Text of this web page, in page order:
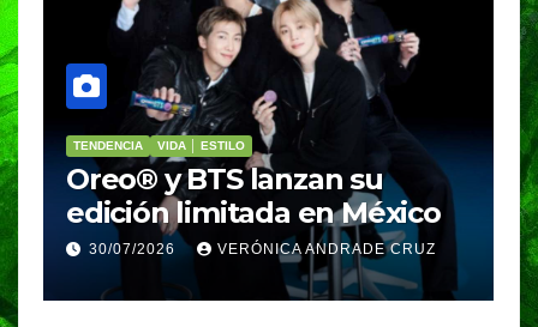
PORTADA VIDA │ ESTILO
Nosotros Bailamos,
Nosotros Volamos llega al
GIFF
25/07/2026 VERÓNICA ANDRADE CRUZ